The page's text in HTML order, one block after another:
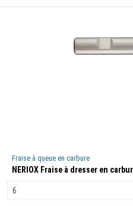
Fraise à queue en carbure
NERIOX Fraise à dresser en